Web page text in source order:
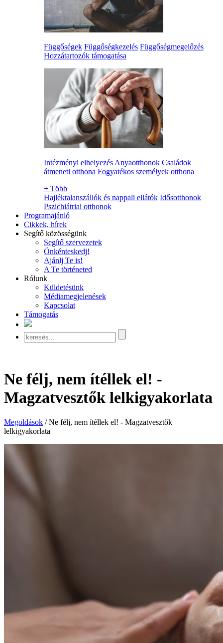
Függőségek Függőségkezelés Függőségmegelőzés
Hozzátartozók támogatása
Intézményi elhelyezés Anyaotthonok Családok
átmeneti otthona Fogyatékos személyek otthona
+ Több
Hajléktalanszállók és nappali ellátók Idősotthonok
Pszichiátriai otthonok
Programajánló
Cikkek, hírek
Segítő közösségünk
Segítő szervezetek
Önkénteskedj!
Ajánlj Te is!
A Te történeted
Rólunk
Küldetésünk
Médiamegjelenések
Kapcsolat
Támogatás
Ne félj, nem ítéllek el! -
Magzatvesztők lelkigyakorlata
Megoldások /Ne félj, nem ítéllek el! - Magzatvesztők
lelkigyakorlata